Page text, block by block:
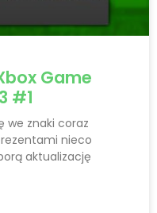
Game
#1
we znaki coraz
nieco
aktualizację